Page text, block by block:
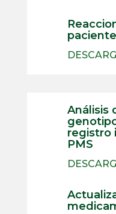
Análisis
registro
PMS